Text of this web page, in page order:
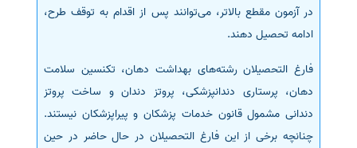
در آزمون مقطع بالاتر، می‌توانند پس از اقدام به توقف طرح،
ادامه تحصیل دهند.
فارغ التحصیلان رشته‌های بهداشت دهان، تکنسین سلامت
دهان، پرستاری دندانپزشکی، پروتز دندان و ساخت پروتز
دندانی مشمول قانون خدمات پزشکان و پیراپزشکان نیستند.
چنانچه برخی از این فارغ التحصیلان در حال حاضر در حین